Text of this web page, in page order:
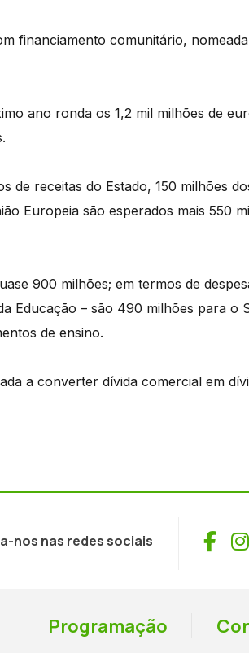
financiamento comunitário,
ano ronda os 1,2 mil milhões de
de receitas do Estado, 150 milhões
Europeia são esperados mais 550
900 milhões; em termos de
Educação – são 490 milhões para o
de ensino.
a converter dívida comercial em
nos nas redes sociais
Programação